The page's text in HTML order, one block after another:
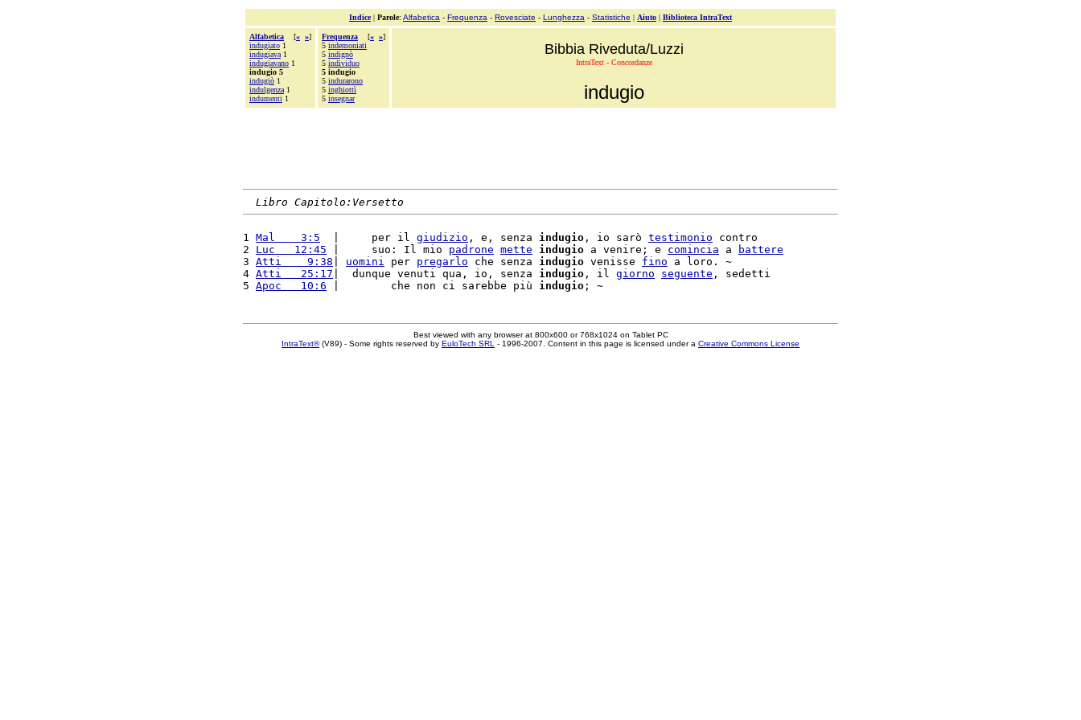
Indice| Parole: Alfabetica - Frequenza - Rovesciate - Lunghezza - Statistiche | Aiuto | Biblioteca IntraText
Alfabetica [« »]
indugiato 1
indugiava 1
indugiavano 1
indugio 5
indugiò 1
indulgenza 1
indumenti 1
Frequenza [« »]
5 indemoniati
5 indignò
5 individuo
5 indugio
5 indurarono
5 inghiottì
5 insegnar
Bibbia Riveduta/Luzzi
IntraText - Concordanze
indugio
Libro Capitolo:Versetto
1 Mal    3:5
  |     per il
giudizio , e, senza indugio , io sarò testimonio contro
2 Luc   12:45 |     suo: Il mio padrone mette indugio a venire; e comincia a
battere
3 Atti    9:38 uomini per pregarlo che senza indugio venisse fino a loro. ~
4 Atti   25:17 |  dunque venuti qua, io, senza indugio , il giorno seguente , sedetti
5 Apoc   10:6 |        che non ci sarebbe più indugio
Best viewed with any browser at 800x600 or 768x1024 on Tablet PC
IntraText®(V89) - Some rights reserved by EuloTech SRL - 1996-2007. Content in this page is licensed under a Creative Commons License